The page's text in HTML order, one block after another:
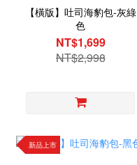
【橫版】吐司海豹包-灰綠
色
NT$1,699
NT$2,998
新品上市